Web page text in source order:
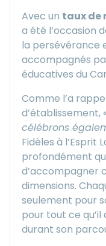
Avec un taux de
a été l’occasion
la persévérance
accompagnés
éducatives du
Comme l’a
d’établissement,
célébrons
Fidèles à l’Esprit
profondément
d’accompagner
dimensions.
seulement pour
pour tout ce
durant son